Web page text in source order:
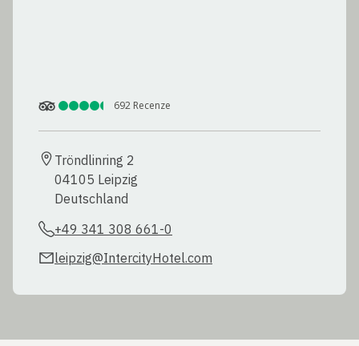
692 Recenze
Tröndlinring 2
04105 Leipzig
Deutschland
+49 341 308 661-0
leipzig@IntercityHotel.com